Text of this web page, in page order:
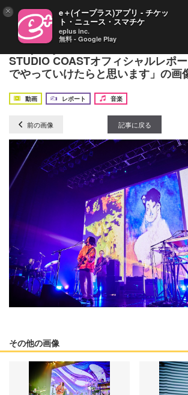
Tempalay『TOUR 2020』ファイナ
STUDIO COASTオフィシャルレポ
でやっていけたらと思います」の画
動画
レポート 音楽
前の画像 記事に戻る
その他の画像
× e＋(イープラス)アプリ - チケッ
ト・ニュース・スマチケ
eplus inc.
無料 - Google Play